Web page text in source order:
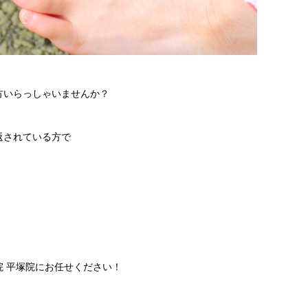
らっしゃいませんか？
されている方で
塚院にお任せください！